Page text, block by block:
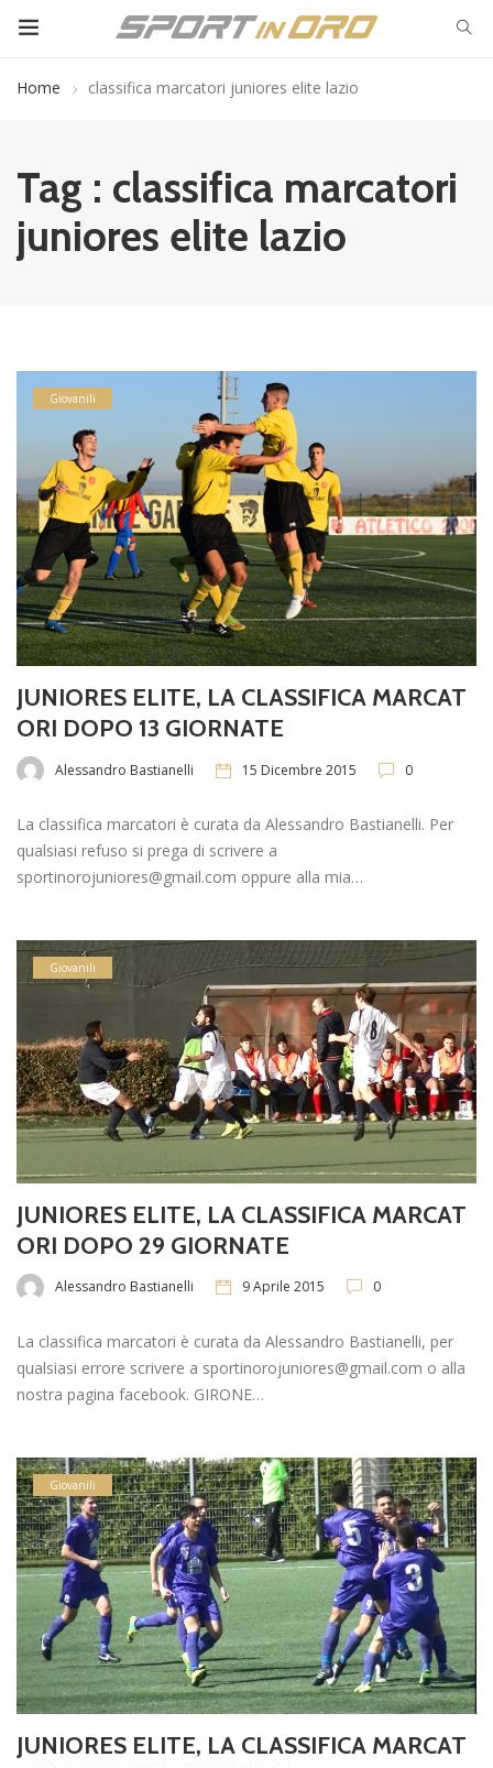
Home classifica marcatori juniores elite lazio
Tag : classifica marcatori
juniores elite lazio
Giovanili
JUNIORES ELITE, LA CLASSIFICA MARCAT
ORI DOPO 13 GIORNATE
Alessandro Bastianelli 15 Dicembre 2015 0
La classifica marcatori è curata da Alessandro Bastianelli. Per
qualsiasi refuso si prega di scrivere a
sportinorojuniores@gmail.com oppure alla mia…
Giovanili
JUNIORES ELITE, LA CLASSIFICA MARCAT
ORI DOPO 29 GIORNATE
Alessandro Bastianelli 9 Aprile 2015 0
La classifica marcatori è curata da Alessandro Bastianelli, per
qualsiasi errore scrivere a sportinorojuniores@gmail.com o alla
nostra pagina facebook. GIRONE…
Giovanili
JUNIORES ELITE, LA CLASSIFICA MARCAT